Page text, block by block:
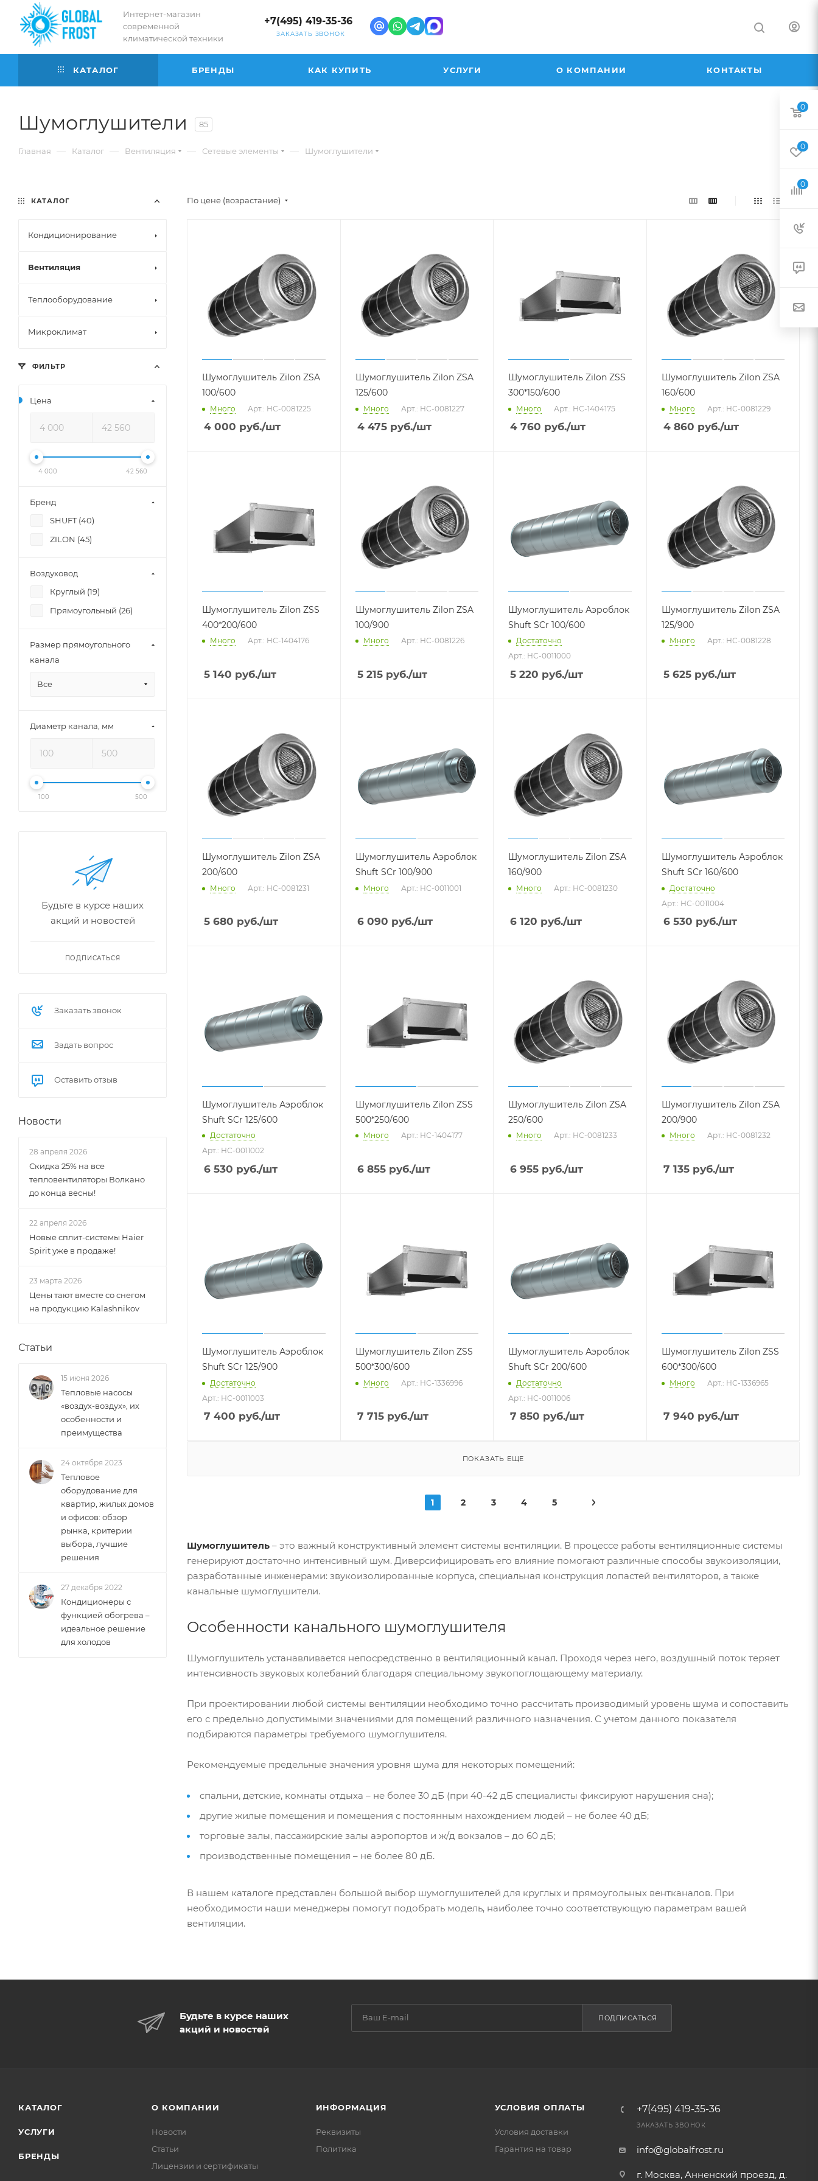
Интернет-магазин
современной
климатической техники
+7(495) 419-35-36
ЗАКАЗАТЬ ЗВОНОК
КАТАЛОГ БРЕНДЫ КАК КУПИТЬ УСЛУГИ О КОМПАНИИ КОНТАКТЫ
Шумоглушители 85
Главная — Каталог — Вентиляция — Сетевые элементы — Шумоглушители
По цене (возрастание)
Шумоглушитель Zilon ZSA
100/600
Много Арт.: НС-0081225
4 000 руб./шт
Шумоглушитель Zilon ZSA
125/600
Много Арт.: НС-0081227
4 475руб./шт
Шумоглушитель Zilon ZSS
300*150/600
Много Арт.: НС-1404175
4 760 руб./шт
Шумоглушитель Zilon ZSA
160/600
Много Арт.: НС-0081229
4 860 руб./шт
Шумоглушитель Zilon ZSS
400*200/600
Много Арт.: НС-1404176
5 140 руб./шт
Шумоглушитель Zilon ZSA
100/900
Много Арт.: НС-0081226
5 215руб./шт
Шумоглушитель Аэроблок
Shuft SCr 100/600
Достаточно
Арт.: НС-0011000
5 220 руб./шт
Шумоглушитель Zilon ZSA
125/900
Много Арт.: НС-0081228
5 625руб./шт
Шумоглушитель Zilon ZSA
200/600
Много Арт.: НС-0081231
5 680 руб./шт
Шумоглушитель Аэроблок
Shuft SCr 100/900
Много Арт.: НС-0011001
6 090 руб./шт
Шумоглушитель Zilon ZSA
160/900
Много Арт.: НС-0081230
6 120 руб./шт
Шумоглушитель Аэроблок
Shuft SCr 160/600
Достаточно
Арт.: НС-0011004
6 530 руб./шт
Шумоглушитель Аэроблок
Shuft SCr 125/600
Достаточно
Арт.: НС-0011002
6 530 руб./шт
Шумоглушитель Zilon ZSS
500*250/600
Много Арт.: НС-1404177
6 855руб./шт
Шумоглушитель Zilon ZSA
250/600
Много Арт.: НС-0081233
6 955 руб./шт
Шумоглушитель Zilon ZSA
200/900
Много Арт.: НС-0081232
7 135руб./шт
Шумоглушитель Аэроблок
Shuft SCr 125/900
Достаточно
Арт.: НС-0011003
7 400 руб./шт
Шумоглушитель Zilon ZSS
500*300/600
Много Арт.: НС-1336996
7 715руб./шт
Шумоглушитель Аэроблок
Shuft SCr 200/600
Достаточно
Арт.: НС-0011006
7 850 руб./шт
Шумоглушитель Zilon ZSS
600*300/600
Много Арт.: НС-1336965
7 940 руб./шт
ПОКАЗАТЬ ЕЩЕ
1 2 3 4 5
Шумоглушитель – это важный конструктивный элемент системы вентиляции. В процессе работы вентиляционные системы
генерируют достаточно интенсивный шум. Диверсифицировать его влияние помогают различные способы звукоизоляции,
разработанные инженерами: звукоизолированные корпуса, специальная конструкция лопастей вентиляторов, а также
канальные шумоглушители.
Особенности канального шумоглушителя
Шумоглушитель устанавливается непосредственно в вентиляционный канал. Проходя через него, воздушный поток теряет
интенсивность звуковых колебаний благодаря специальному звукопоглощающему материалу.
При проектировании любой системы вентиляции необходимо точно рассчитать производимый уровень шума и сопоставить
его с предельно допустимыми значениями для помещений различного назначения. С учетом данного показателя
подбираются параметры требуемого шумоглушителя.
Рекомендуемые предельные значения уровня шума для некоторых помещений:
спальни, детские, комнаты отдыха – не более 30 дБ (при 40-42 дБ специалисты фиксируют нарушения сна);
другие жилые помещения и помещения с постоянным нахождением людей – не более 40 дБ;
торговые залы, пассажирские залы аэропортов и ж/д вокзалов – до 60 дБ;
производственные помещения – не более 80 дБ.
В нашем каталоге представлен большой выбор шумоглушителей для круглых и прямоугольных вентканалов. При
необходимости наши менеджеры помогут подобрать модель, наиболее точно соответствующую параметрам вашей
вентиляции.
КАТАЛОГ
Кондиционирование
Вентиляция
Теплооборудование
Микроклимат
ФИЛЬТР
Цена
4 000 42 560
Бренд
SHUFT (40)
ZILON (45)
Воздуховод
Круглый (19)
Прямоугольный (26)
Размер прямоугольного
канала
Все
Диаметр канала, мм
100 500
Будьте в курсе наших
акций и новостей
ПОДПИСАТЬСЯ
Заказать звонок
Задать вопрос
Оставить отзыв
Новости
28 апреля 2026
Скидка 25% на все
тепловентиляторы Волкано
до конца весны!
22 апреля 2026
Новые сплит-системы Haier
Spirit уже в продаже!
23 марта 2026
Цены тают вместе со снегом
на продукцию Kalashnikov
Статьи
15 июня 2026
Тепловые насосы
«воздух-воздух», их
особенности и
преимущества
24 октября 2023
Тепловое
оборудование для
квартир, жилых домов
и офисов: обзор
рынка, критерии
выбора, лучшие
решения
27 декабря 2022
Кондиционеры с
функцией обогрева –
идеальное решение
для холодов
Будьте в курсе наших
акций и новостей
ПОДПИСАТЬСЯ
КАТАЛОГ
УСЛУГИ
БРЕНДЫ
О КОМПАНИИ
Новости
Статьи
Лицензии и сертификаты
ИНФОРМАЦИЯ
Реквизиты
Политика
УСЛОВИЯ ОПЛАТЫ
Условия доставки
Гарантия на товар
+7(495) 419-35-36
ЗАКАЗАТЬ ЗВОНОК
info@globalfrost.ru
г. Москва, Анненский проезд, д.
0
0
0